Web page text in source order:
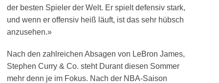
der besten Spieler der Welt. Er spielt defensiv stark,
und wenn er offensiv heiß läuft, ist das sehr hübsch
anzusehen.»
Nach den zahlreichen Absagen von LeBron James,
Stephen Curry & Co. steht Durant diesen Sommer
mehr denn je im Fokus. Nach der NBA-Saison